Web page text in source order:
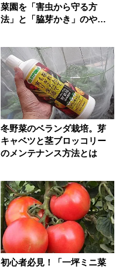
菜園を「害虫から守る方
法」と「脇芽かき」のやり
冬野菜のベランダ栽培。芽
キャベツと茎ブロッコリー
のメンテナンス方法とは
初心者必見！「一坪ミニ菜